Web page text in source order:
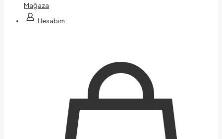
Mağaza
Hesabım